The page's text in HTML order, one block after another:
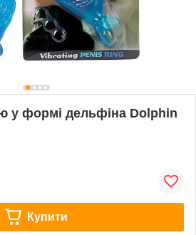
у формі дельфіна Dolphin
Купити